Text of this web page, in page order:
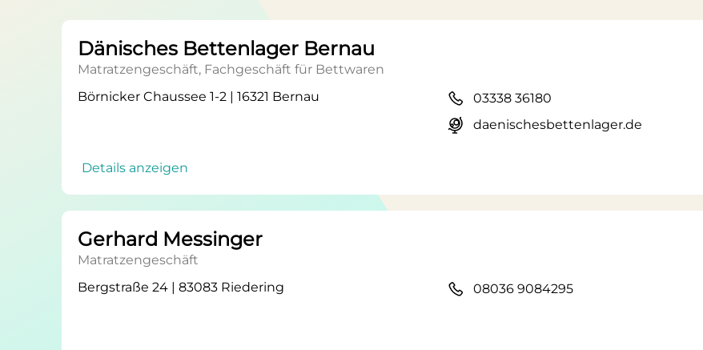
Dänisches Bettenlager Bernau
Matratzengeschäft, Fachgeschäft für Bettwaren
Börnicker Chaussee 1-2 | 16321 Bernau
Details anzeigen
03338 36180
daenischesbettenlager.de
Gerhard Messinger
Matratzengeschäft
Bergstraße 24 | 83083 Riedering
08036 9084295